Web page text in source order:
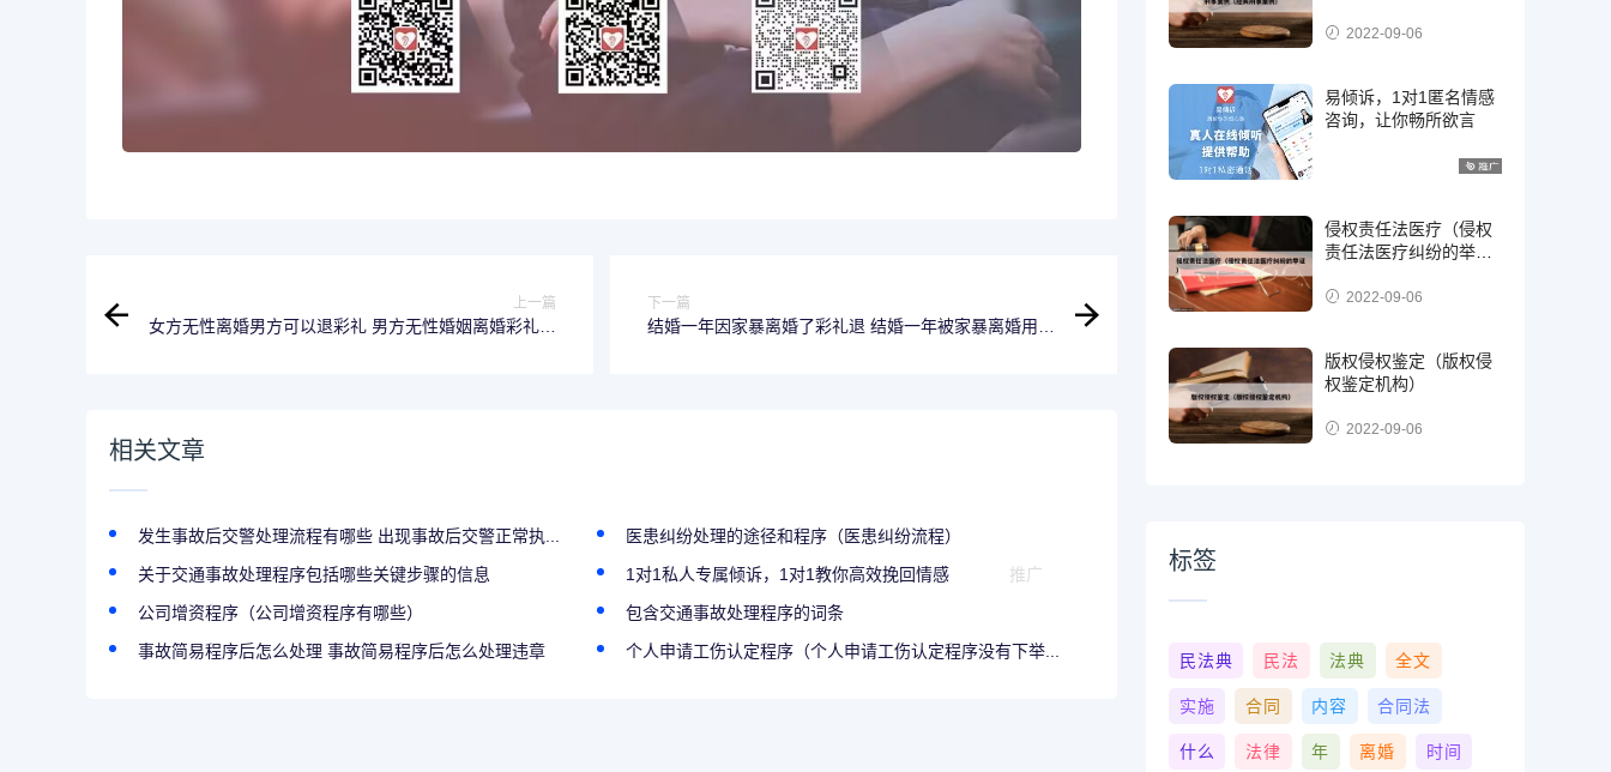
上一篇
女方无性离婚男方可以退彩礼 男方无性婚姻离婚彩礼退
下一篇
结婚一年因家暴离婚了彩礼退 结婚一年被家暴离婚用退
相关文章
发生事故后交警处理流程有哪些 出现事故后交警正常执...
医患纠纷处理的途径和程序（医患纠纷流程）
关于交通事故处理程序包括哪些关键步骤的信息
1对1私人专属倾诉，1对1教你高效挽回情感
推广
公司增资程序（公司增资程序有哪些）
包含交通事故处理程序的词条
事故简易程序后怎么处理 事故简易程序后怎么处理违章
个人申请工伤认定程序（个人申请工伤认定程序没有下举...
2022-09-06
易倾诉，1对1匿名情感
咨询，让你畅所欲言
侵权责任法医疗（侵权
责任法医疗纠纷的举
2022-09-06
版权侵权鉴定（版权侵
权鉴定机构）
2022-09-06
标签
民法典 民法 法典 全文
实施 合同 内容 合同法
什么 法律 年 离婚 时间